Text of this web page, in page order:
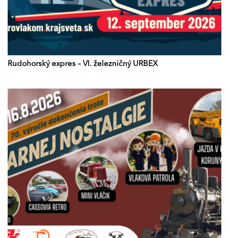
Rudohorský expres – VI. železničný URBEX